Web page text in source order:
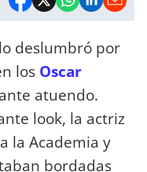
deslumbró por
los Oscar
atuendo.
look, la actriz
la Academia y
bordadas